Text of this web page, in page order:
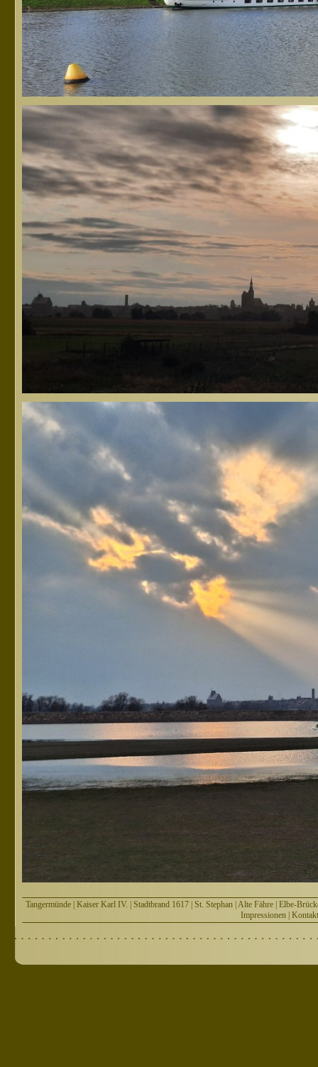
Tangermünde| Kaiser Karl IV. Stadtbrand 1617| St. Stephan| Alte Fähre| Elbe-
Impressionen|